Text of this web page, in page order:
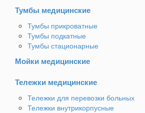
Тумбы медицинские
Тумбы прикроватные
Тумбы подкатные
Тумбы стационарные
Мойки медицинские
Тележки медицинские
Тележки для перевозки больных
Тележки внутрикорпусные